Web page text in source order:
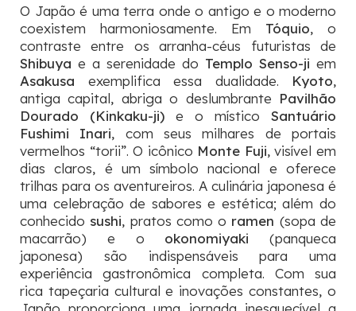
O Japão é uma terra onde o antigo e o moderno
coexistem harmoniosamente. Em Tóquio, o
contraste entre os arranha-céus futuristas de
Shibuya e a serenidade do Templo Senso-ji em
Asakusa exemplifica essa dualidade. Kyoto,
antiga capital, abriga o deslumbrante Pavilhão
Dourado (Kinkaku-ji) e o místico Santuário
Fushimi Inari, com seus milhares de portais
vermelhos “torii”. O icônico Monte Fuji, visível em
dias claros, é um símbolo nacional e oferece
trilhas para os aventureiros. A culinária japonesa é
uma celebração de sabores e estética; além do
conhecido sushi, pratos como o ramen (sopa de
macarrão) e o okonomiyaki (panqueca
japonesa) são indispensáveis para uma
experiência gastronômica completa. Com sua
rica tapeçaria cultural e inovações constantes, o